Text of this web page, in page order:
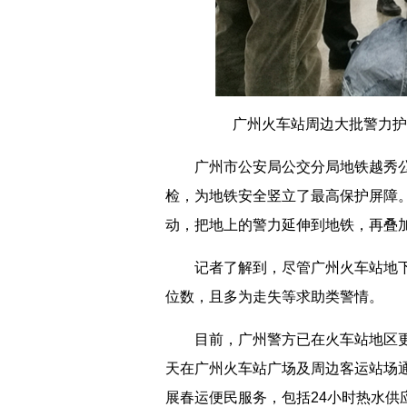
广州火车站周边大批警力
广州市公安局公交分局地铁越秀
检，为地铁安全竖立了最高保护屏障
动，把地上的警力延伸到地铁，再叠
记者了解到，尽管广州火车站地
位数，且多为走失等求助类警情。
目前，广州警方已在火车站地区
天在广州火车站广场及周边客运站场
展春运便民服务，包括24小时热水